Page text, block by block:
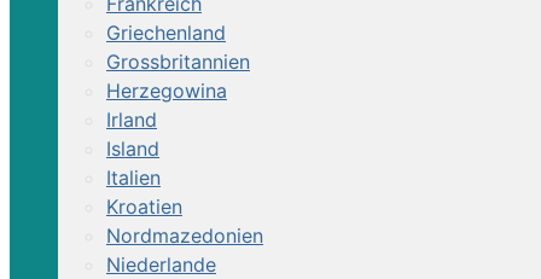
Griechenland
Grossbritannien
Herzegowina
Irland
Island
Italien
Kroatien
Nordmazedonien
Niederlande